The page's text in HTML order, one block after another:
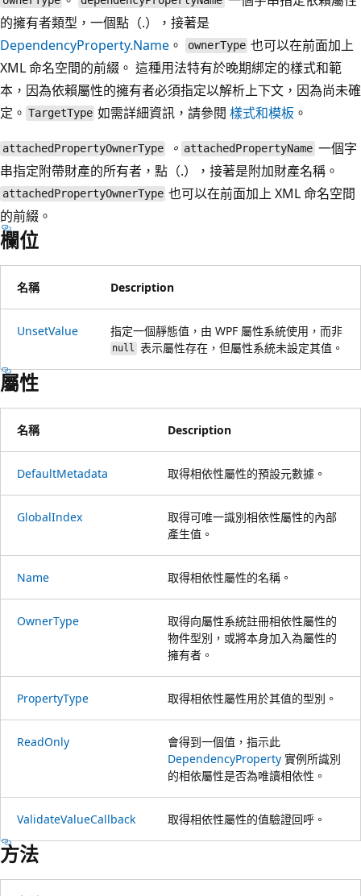
的擁有者類型，一個點（.），接著是
DependencyProperty.Name 。 ownerType 也可以在前面加上
XML 命名空間的前綴。 這種用法特有於晚期綁定的樣式和範
本，因為依賴屬性的擁有者必須指定以解析上下文，因為尚未確
定。 TargetType 如需詳細資訊，請參閱樣式和模板 。
attachedPropertyOwnerType 。 attachedPropertyName 一個字
串指定附帶財產的所有者，點（.），接著是附加財產名稱。
attachedPropertyOwnerType 也可以在前面加上 XML 命名空間
的前綴。
欄位
名稱 Description
UnsetValue 指定一個靜態值，由 WPF 屬性系統使用，而非
null 表示屬性存在，但屬性系統未設定其值。
屬性
名稱 Description
DefaultMetadata 取得相依性屬性的預設元數據。
GlobalIndex
取得可唯一識別相依性屬性的內部
產生值。
Name 取得相依性屬性的名稱。
OwnerType
取得向屬性系統註冊相依性屬性的
物件型別，或將本身加入為屬性的
擁有者。
PropertyType 取得相依性屬性用於其值的型別。
ReadOnly
會得到一個值，指示此
DependencyProperty 實例所識別
的相依屬性是否為唯讀相依性。
ValidateValueCallback 取得相依性屬性的值驗證回呼。
方法